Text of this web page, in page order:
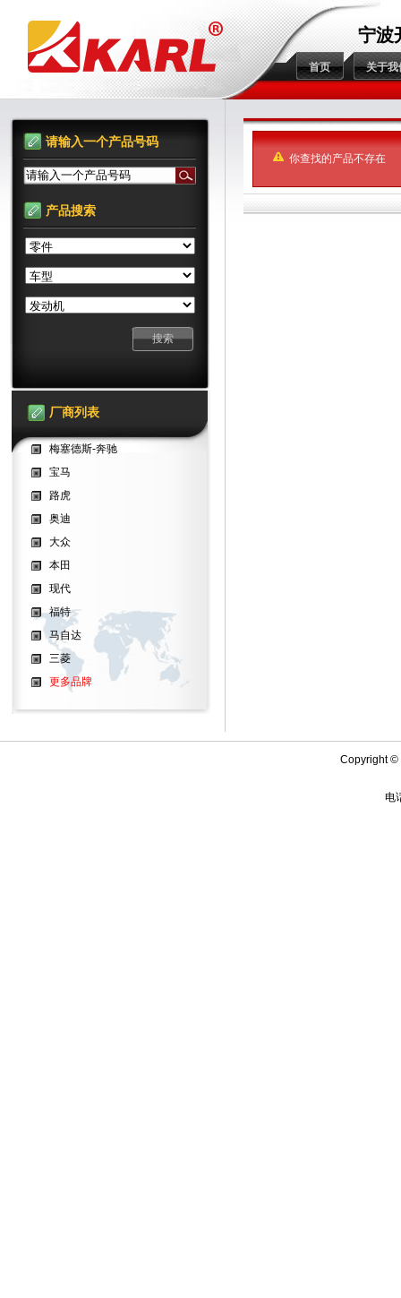
宁波
首页 关于我
你查找的产品不存在
请输入一个产品号码
请输入一个产品号码
产品搜索
厂商列表
梅塞德斯-奔驰
宝马
路虎
奥迪
大众
本田
现代
福特
马自达
三菱
更多品牌
Copyright ©
电